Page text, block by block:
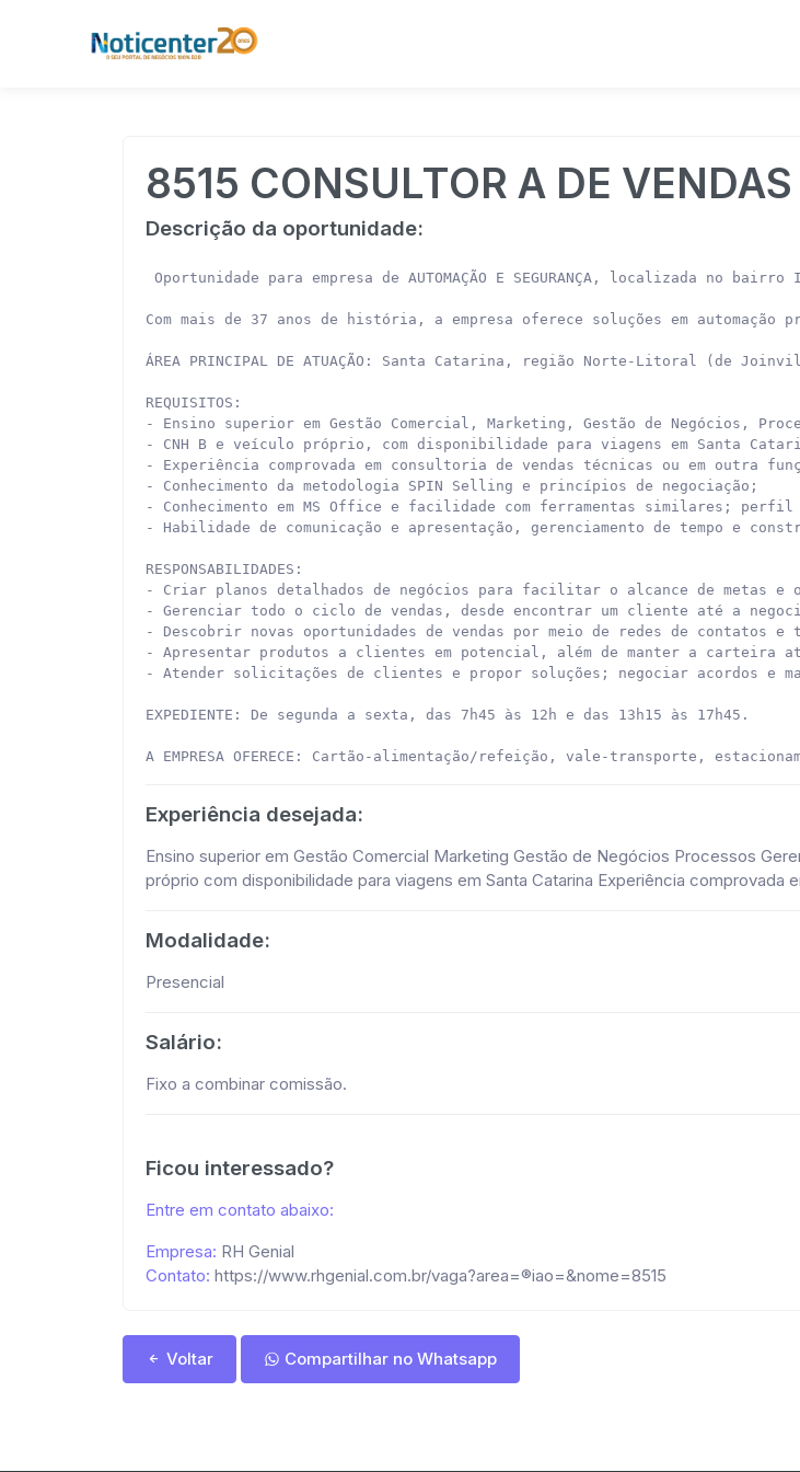
8515 CONSULTOR A DE
Descrição da oportunidade:
Oportunidade para empresa de AUTOMAÇÃO E SEGURANÇA, localizada no
Com mais de 37 anos de história, a empresa oferece soluções em
ÁREA PRINCIPAL DE ATUAÇÃO: Santa Catarina, região Norte-Litoral (de
REQUISITOS:
- Ensino superior em Gestão Comercial, Marketing, Gestão de Negócios,
- CNH B e veículo próprio, com disponibilidade para viagens em Santa
- Experiência comprovada em consultoria de vendas técnicas ou em outra
- Conhecimento da metodologia SPIN Selling e princípios de negociação;
- Conhecimento em MS Office e facilidade com ferramentas similares; perfil
- Habilidade de comunicação e apresentação, gerenciamento de tempo e
RESPONSABILIDADES:
- Criar planos detalhados de negócios para facilitar o alcance de metas e
- Gerenciar todo o ciclo de vendas, desde encontrar um cliente até a
- Descobrir novas oportunidades de vendas por meio de redes de contatos e
- Apresentar produtos a clientes em potencial, além de manter a carteira
- Atender solicitações de clientes e propor soluções; negociar acordos e
EXPEDIENTE: De segunda a sexta, das 7h45 às 12h e das 13h15 às 17h45.
A EMPRESA OFERECE: Cartão-alimentação/refeição, vale-transporte,
Experiência desejada:
Ensino superior em Gestão Comercial Marketing Gestão de Negócios Processos
próprio com disponibilidade para viagens em Santa Catarina Experiência comprovada
Modalidade:
Presencial
Salário:
Fixo a combinar comissão.
Ficou interessado?
Entre em contato abaixo:
Empresa: RH Genial
Contato: https://www.rhgenial.com.br/vaga?area=®iao=&nome=8515
Voltar Compartilhar no Whatsapp